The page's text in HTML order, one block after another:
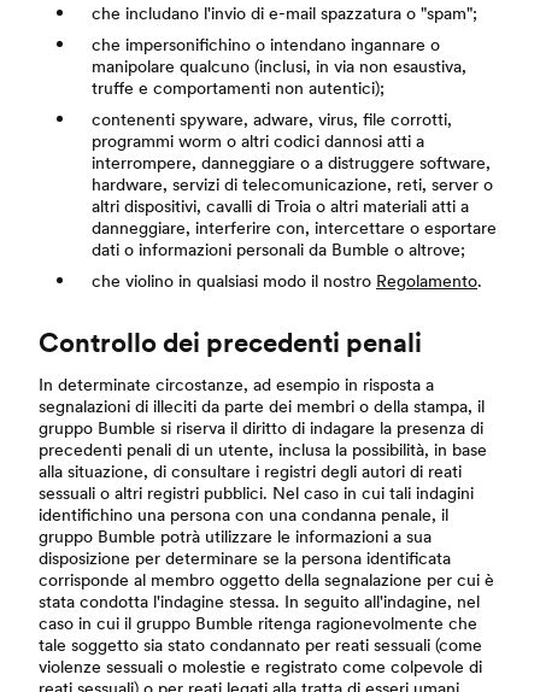
che includano l'invio di e-mail spazzatura o "spam";
che impersonifichino o intendano ingannare o
manipolare qualcuno (inclusi, in via non esaustiva,
truffe e comportamenti non autentici);
contenenti spyware, adware, virus, file corrotti,
programmi worm o altri codici dannosi atti a
interrompere, danneggiare o a distruggere software,
hardware, servizi di telecomunicazione, reti, server o
altri dispositivi, cavalli di Troia o altri materiali atti a
danneggiare, interferire con, intercettare o esportare
dati o informazioni personali da Bumble o altrove;
che violino in qualsiasi modo il nostro Regolamento.
Controllo dei precedenti penali
In determinate circostanze, ad esempio in risposta a
segnalazioni di illeciti da parte dei membri o della stampa, il
gruppo Bumble si riserva il diritto di indagare la presenza di
precedenti penali di un utente, inclusa la possibilità, in base
alla situazione, di consultare i registri degli autori di reati
sessuali o altri registri pubblici. Nel caso in cui tali indagini
identifichino una persona con una condanna penale, il
gruppo Bumble potrà utilizzare le informazioni a sua
disposizione per determinare se la persona identificata
corrisponde al membro oggetto della segnalazione per cui è
stata condotta l'indagine stessa. In seguito all'indagine, nel
caso in cui il gruppo Bumble ritenga ragionevolmente che
tale soggetto sia stato condannato per reati sessuali (come
violenze sessuali o molestie e registrato come colpevole di